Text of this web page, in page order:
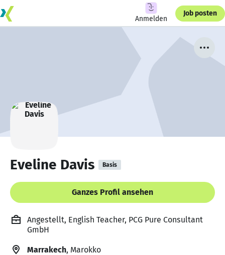
Anmelden
Job posten
Eveline Davis Basis
Ganzes Profil ansehen
Angestellt, English Teacher, PCG Pure Consultant
GmbH
Marrakech, Marokko